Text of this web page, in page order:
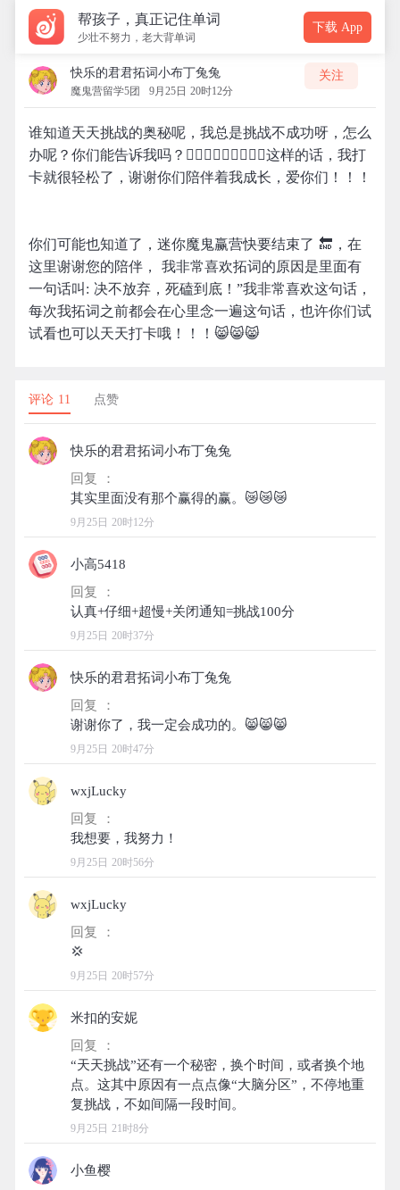
帮孩子，真正记住单词
少壮不努力，老大背单词
下载 App
快乐的君君拓词小布丁兔兔
魔鬼营留学5团 9月25日 20时12分
关注
谁知道天天挑战的奥秘呢，我总是挑战不成功呀，怎么
办呢？你们能告诉我吗？🤷🏼‍♀️🤷🏼‍♀️🤷🏼‍♀️这样的话，我打
卡就很轻松了，谢谢你们陪伴着我成长，爱你们！！！
你们可能也知道了，迷你魔鬼赢营快要结束了 🔚，在
这里谢谢您的陪伴， 我非常喜欢拓词的原因是里面有
一句话叫: 决不放弃，死磕到底！”我非常喜欢这句话，
每次我拓词之前都会在心里念一遍这句话，也许你们试
试看也可以天天打卡哦！！！😸😸😸
评论 11 点赞
快乐的君君拓词小布丁兔兔
回复 ：
9月25日 20时12分
小高5418
回复 ：
9月25日 20时37分
快乐的君君拓词小布丁兔兔
回复 ：
9月25日 20时47分
wxjLucky
回复 ：
9月25日 20时56分
wxjLucky
回复 ：
9月25日 20时57分
米扣的安妮
回复 ：
“天天挑战”还有一个秘密，换个时间，或者换个地
点。这其中原因有一点点像“大脑分区”，不停地重
9月25日 21时8分
小鱼樱